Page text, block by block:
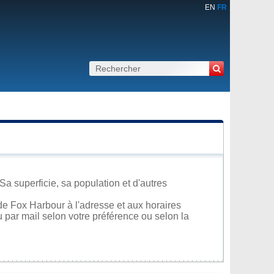
EN FR
superficie, sa population et d'autres
Fox Harbour à l'adresse et aux horaires
mail selon votre préférence ou selon la